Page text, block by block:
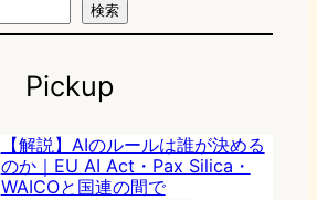
検索
Pickup
【解説】AIのルールは誰が決める
のか｜EU AI Act・Pax Silica・
WAICOと国連の間で